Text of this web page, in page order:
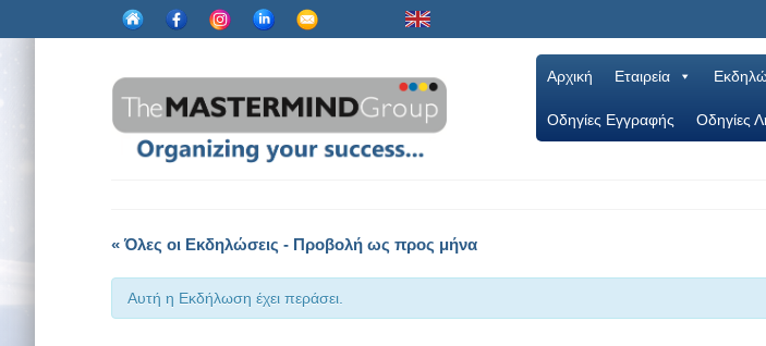
Αρχική Εταιρεία
Oδηγίες Εγγραφής Οδηγίες
« Όλες οι Εκδηλώσεις - Προβολή ως προς μήνα
Αυτή η Εκδήλωση έχει περάσει.